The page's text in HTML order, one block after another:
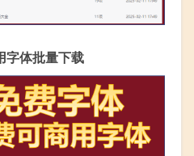
字体批量下载